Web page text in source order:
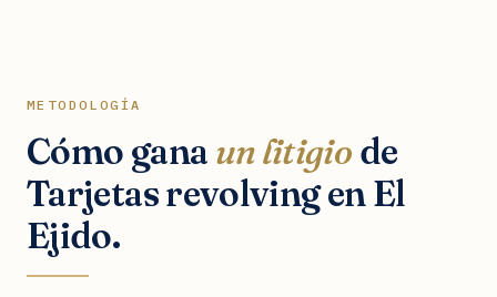
METODOLOGÍA
Cómo gana un litigio de
Tarjetas revolving en El
Ejido.